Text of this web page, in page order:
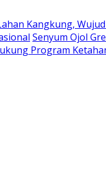
Kangkung,
Senyum Ojol
Program